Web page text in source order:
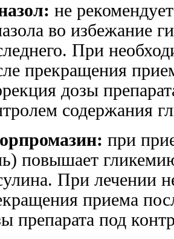
не
во избежание
При
прекращения
дозы
содержания
при
повышает
При лечении
приема
препарата под